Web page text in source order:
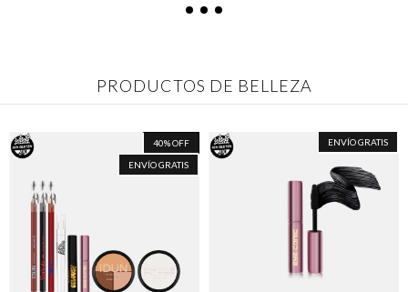
PRODUCTOS DE BELLEZA
40%OFF
ENVÍO GRATIS
ENVÍO GRATIS